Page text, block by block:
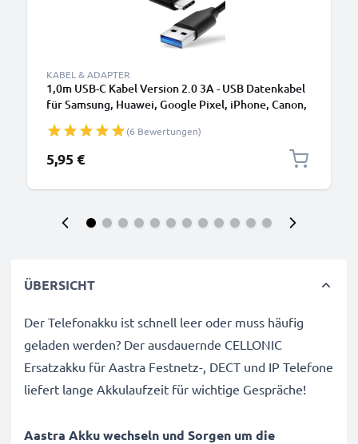
KABEL & ADAPTER
1,0m USB-C Kabel Version 2.0 3A - USB Datenkabel
für Samsung, Huawei, Google Pixel, iPhone, Canon,
(6 Bewertungen)
5,95 €
ÜBERSICHT
Der Telefonakku ist schnell leer oder muss häufig
geladen werden? Der ausdauernde CELLONIC
Ersatzakku für Aastra Festnetz-, DECT und IP Telefone
liefert lange Akkulaufzeit für wichtige Gespräche!
Aastra Akku wechseln und Sorgen um die